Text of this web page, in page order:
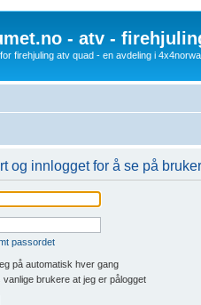
- atv -
firehjuling atv quad - en avdeling i
og innlogget for å se på
passordet
på automatisk hver gang
vanlige brukere at jeg er pålogget